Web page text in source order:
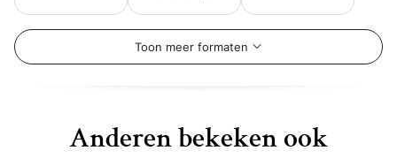
Toon meer formaten
Anderen bekeken ook